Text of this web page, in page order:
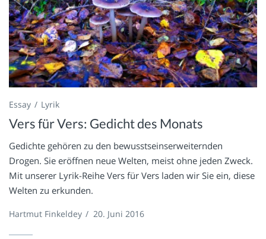
Essay Lyrik
Vers für Vers: Gedicht des Monats
Gedichte gehören zu den bewusstseinserweiternden
Drogen. Sie eröffnen neue Welten, meist ohne jeden Zweck.
Mit unserer Lyrik-Reihe Vers für Vers laden wir Sie ein, diese
Welten zu erkunden.
Hartmut Finkeldey / 20. Juni 2016